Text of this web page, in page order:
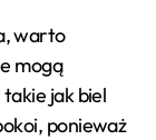
warto
mogą
jak biel
ponieważ